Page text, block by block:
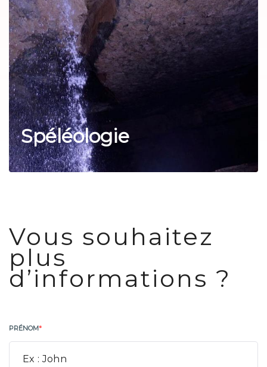
Spéléologie
Vous souhaitez
plus
d’informations ?
PRÉNOM*